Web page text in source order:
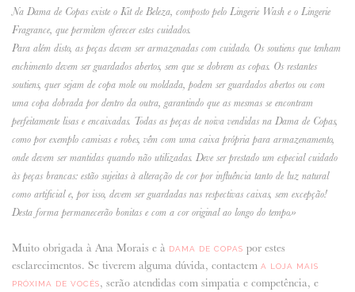
Na Dama de Copas existe o Kit de Beleza, composto pelo Lingerie Wash e o Lingerie
Fragrance, que permitem oferecer estes cuidados.
Para além disto, as peças devem ser armazenadas com cuidado. Os soutiens que tenham
enchimento devem ser guardados abertos, sem que se dobrem as copas. Os restantes
soutiens, quer sejam de copa mole ou moldada, podem ser guardados abertos ou com
uma copa dobrada por dentro da outra, garantindo que as mesmas se encontram
perfeitamente lisas e encaixadas. Todas as peças de noiva vendidas na Dama de Copas,
como por exemplo camisas e robes, vêm com uma caixa própria para armazenamento,
onde devem ser mantidas quando não utilizadas. Deve ser prestado um especial cuidado
às peças brancas: estão sujeitas à alteração de cor por influência tanto de luz natural
como artificial e, por isso, devem ser guardadas nas respectivas caixas, sem excepção!
Desta forma permanecerão bonitas e com a cor original ao longo do tempo.»
Muito obrigada à Ana Morais e à DAMA DE COPAS por estes
esclarecimentos. Se tiverem alguma dúvida, contactem A LOJA MAIS
PRÓXIMA DE VOCÊS, serão atendidas com simpatia e competência, e